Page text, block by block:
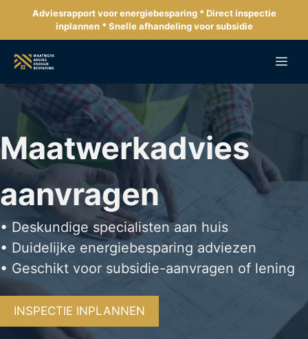
de
inhoud
Adviesrapport voor energiebesparing * Direct inspectie
inplannen * Snelle afhandeling voor subsidie
Maatwerkadvies
aanvragen
• Deskundige specialisten aan huis
• Duidelijke energiebesparing adviezen
• Geschikt voor subsidie-aanvragen of lening
INSPECTIE INPLANNEN